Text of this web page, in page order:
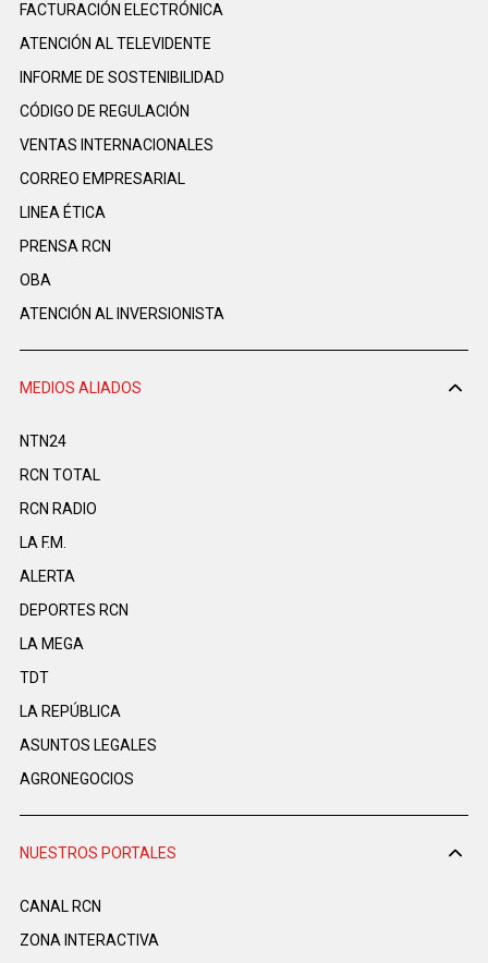
FACTURACIÓN ELECTRÓNICA
ATENCIÓN AL TELEVIDENTE
INFORME DE SOSTENIBILIDAD
CÓDIGO DE REGULACIÓN
VENTAS INTERNACIONALES
CORREO EMPRESARIAL
LINEA ÉTICA
PRENSA RCN
OBA
ATENCIÓN AL INVERSIONISTA
MEDIOS ALIADOS
NTN24
RCN TOTAL
RCN RADIO
LA F.M.
ALERTA
DEPORTES RCN
LA MEGA
TDT
LA REPÚBLICA
ASUNTOS LEGALES
AGRONEGOCIOS
NUESTROS PORTALES
CANAL RCN
ZONA INTERACTIVA